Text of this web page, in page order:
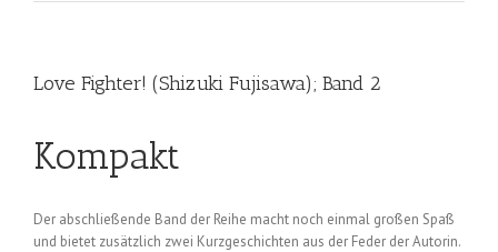
Love Fighter! (Shizuki Fujisawa); Band 2
Kompakt
Der abschließende Band der Reihe macht noch einmal großen Spaß
und bietet zusätzlich zwei Kurzgeschichten aus der Feder der Autorin.